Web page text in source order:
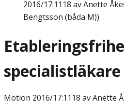
2016/17:1118 av Anette
Bengtsson (båda M))
specialistläkare
Motion 2016/17:1118 av Anette